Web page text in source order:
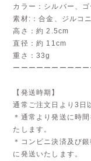
カラー：シルバー、ゴ
素材:：合金、ジルコ
高さ：約 2.5cm
直径：約 11cm
重さ：33g
ーーーーーーーーー
【発送時期】
通常ご注文日より3日
＊通常より発送に時
たします。
＊コンビニ決済及び
に発送いたします。